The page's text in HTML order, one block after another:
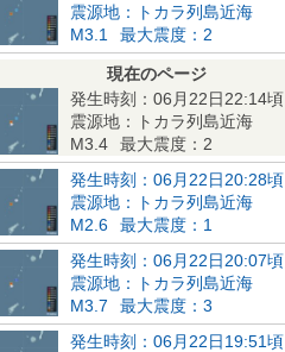
震源地：トカラ列島近海
M3.1
最大震度：2
現在のページ
発生時刻：06月22日22:14頃
震源地：トカラ列島近海
M3.4
最大震度：2
発生時刻：06月22日20:28頃
震源地：トカラ列島近海
M2.6
最大震度：1
発生時刻：06月22日20:07頃
震源地：トカラ列島近海
M3.7
最大震度：3
発生時刻：06月22日19:51頃